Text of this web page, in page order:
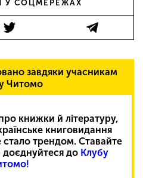
У СОЦМЕРЕЖАХ
завдяки учасникам
Читомо
книжки й літературу,
книговидання
стало трендом. Ставайте
доєднуйтеся до Клубу